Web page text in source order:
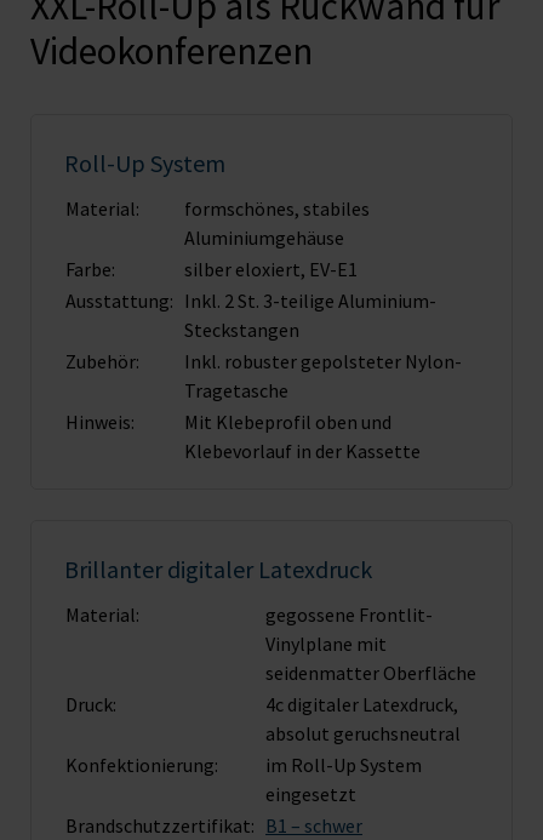
Videokonferenzen
Roll-Up System
Material:
formschönes, stabiles
Aluminiumgehäuse
Farbe:
silber eloxiert, EV-E1
Ausstattung: Inkl. 2 St. 3-teilige Aluminium-
Steckstangen
Zubehör:
Inkl. robuster gepolsteter Nylon-
Tragetasche
Hinweis:
Mit Klebeprofil oben und
Klebevorlauf in der Kassette
Brillanter digitaler Latexdruck
Material:
gegossene Frontlit-
Vinylplane mit
seidenmatter Oberfläche
Druck:
4c digitaler Latexdruck,
absolut geruchsneutral
Konfektionierung:
im Roll-Up System
eingesetzt
Brandschutz­zertifikat: B1 – schwer